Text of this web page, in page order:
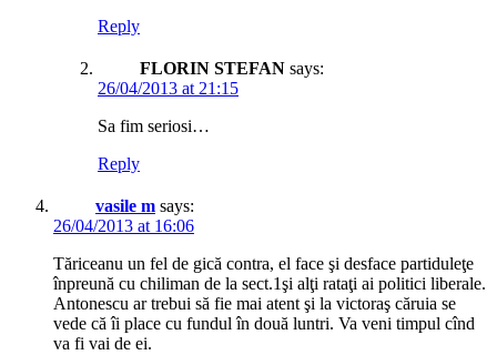
Reply
FLORIN STEFAN says:
26/04/2013 at 21:15
Sa fim seriosi…
Reply
vasile m says:
26/04/2013 at 16:06
Tăriceanu un fel de gică contra, el face şi desface partiduleţe
înpreună cu chiliman de la sect.1şi alţi rataţi ai politici liberale.
Antonescu ar trebui să fie mai atent şi la victoraş căruia se
vede că îi place cu fundul în două luntri. Va veni timpul cînd
va fi vai de ei.